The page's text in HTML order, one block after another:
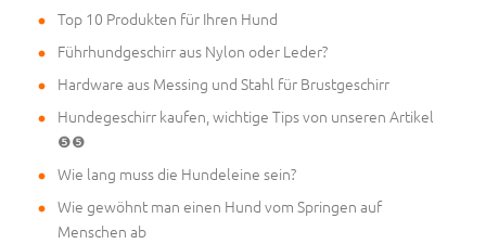
Top 10 Produkten für Ihren Hund
Führhundgeschirr aus Nylon oder Leder?
Hardware aus Messing und Stahl für Brustgeschirr
Hundegeschirr kaufen, wichtige Tips von unseren Artikel
❺❺
Wie lang muss die Hundeleine sein?
Wie gewöhnt man einen Hund vom Springen auf
Menschen ab